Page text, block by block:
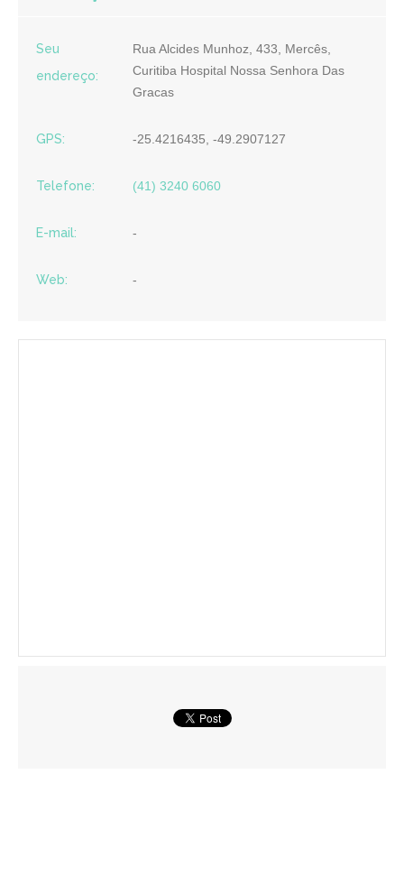
Seu
endereço:
Rua Alcides Munhoz, 433, Mercês,
Curitiba Hospital Nossa Senhora Das
Gracas
GPS: -25.4216435, -49.2907127
Telefone: (41) 3240 6060
E-mail: -
Web: -